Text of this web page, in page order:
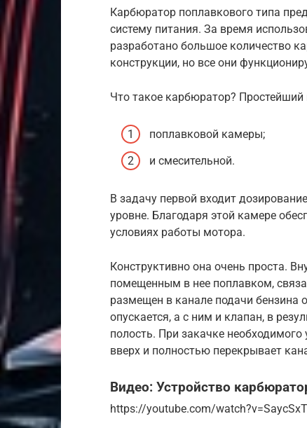
Карбюратор поплавкового типа
систему питания. За время
разработано большое количество
конструкции, но все они
Что такое карбюратор?
поплавковой камеры;
и смесительной.
В задачу первой входит
уровне. Благодаря этой камере
условиях работы мотора.
Конструктивно она очень проста.
помещенным в нее поплавком,
размещен в канале подачи бензина
опускается, а с ним и клапан, в
полость. При закачке
вверх и полностью перекрывает
Видео: Устройство
https://youtube.com/